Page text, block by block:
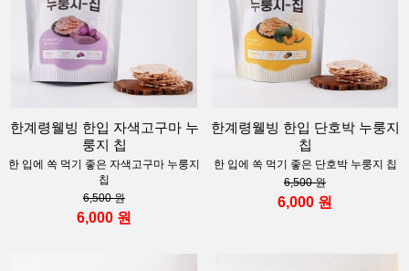
한계령웰빙 한입 자색고구마 누
룽지 칩
한 입에 쏙 먹기 좋은 자색고구마 누룽지
칩
6,500 원
6,000 원
한계령웰빙 한입 단호박 누룽지
칩
한 입에 쏙 먹기 좋은 단호박 누룽지 칩
6,500 원
6,000 원